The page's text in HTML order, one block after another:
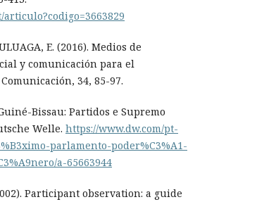
E. (2016). Medios de
y comunicación para el
34, 85-97.
Bissau: Partidos e Supremo
Welle. https://www.dw.com/pt-
parlamento-poder%C3%A1-
a-65663944
Participant observation: a guide